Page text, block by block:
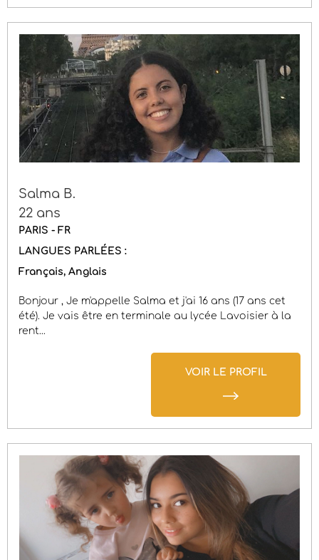
Salma B.
22 ans
PARIS - FR
LANGUES PARLÉES :
Français Anglais
Bonjour , Je m'appelle Salma et j'ai 16 ans (17 ans cet
été). Je vais être en terminale au lycée Lavoisier à la
rent...
VOIR LE PROFIL